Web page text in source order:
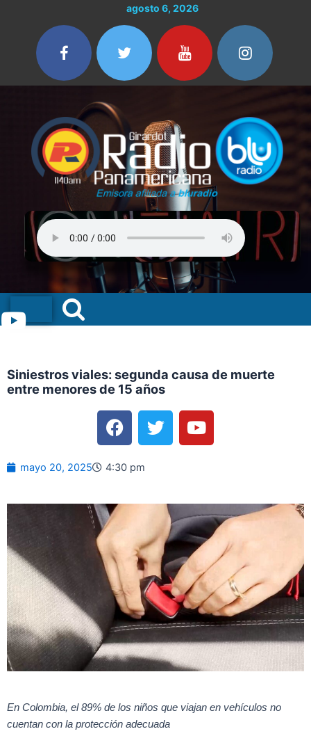
contenido
agosto 6, 2026
Menu
Siniestros viales: segunda causa de muerte
entre menores de 15 años
F
a
c
e
o
k
T
w
i
Y
o
u
e
mayo 20, 2025 4:30 pm
En Colombia, el 89% de los niños que viajan en vehículos no
cuentan con la protección adecuada